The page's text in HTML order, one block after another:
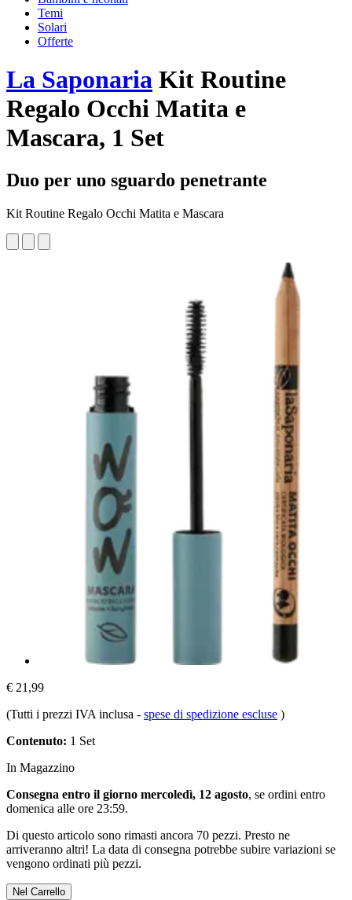
Temi
Solari
Offerte
La Saponaria Kit Routine
Regalo Occhi Matita e
Mascara, 1 Set
Duo per uno sguardo penetrante
Kit Routine Regalo Occhi Matita e Mascara
€ 21,99
(Tutti i prezzi IVA inclusa - spese di spedizione escluse )
Contenuto: 1 Set
In Magazzino
Consegna entro il giorno mercoledì, 12 agosto, se ordini entro
domenica alle ore 23:59.
Di questo articolo sono rimasti ancora 70 pezzi. Presto ne
arriveranno altri! La data di consegna potrebbe subire variazioni se
vengono ordinati più pezzi.
Nel Carrello